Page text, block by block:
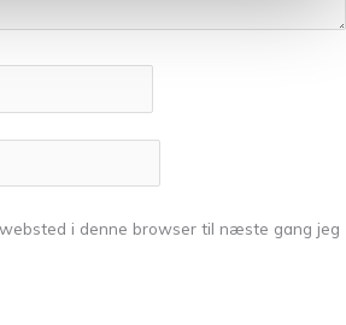
i denne browser til næste gang jeg